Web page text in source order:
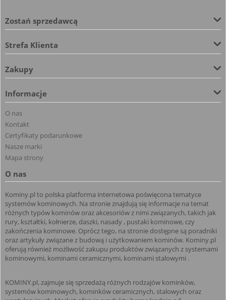
Zostań sprzedawcą
Strefa Klienta
Zakupy
Informacje
O nas
Kontakt
Certyfikaty podarunkowe
Nasze marki
Mapa strony
O nas
Kominy.pl to polska platforma internetowa poświęcona tematyce
systemów kominowych. Na stronie znajdują się informacje na temat
różnych typów kominów oraz akcesoriów z nimi związanych, takich jak
rury, kształtki, kołnierze, daszki, nasady , pustaki kominowe, czy
zakończenia kominowe. Oprócz tego, na stronie dostępne są poradniki
oraz artykuły związane z budową i użytkowaniem kominów. Kominy.pl
oferują również możliwość zakupu produktów związanych z systemami
kominowymi, kominami ceramicznymi, kominami stalowymi .
KOMINY.pl, zajmuje się sprzedażą różnych rodzajów kominków,
systemów kominowych, kominków ceramicznych, stalowych oraz